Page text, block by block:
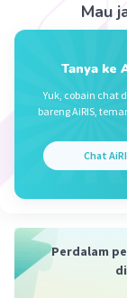
Mau
Tanya ke
Yuk, cobain chat
bareng AiRIS,
Chat
Perdalam